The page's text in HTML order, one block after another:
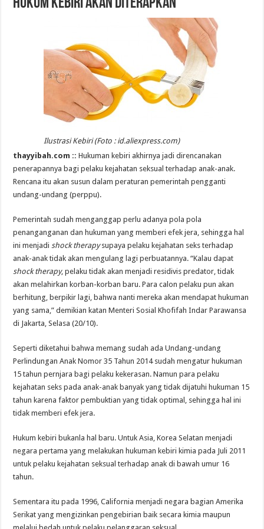
Hukum Kebiri akan Diterapkan
Ilustrasi Kebiri (Foto : id.aliexpress.com)
thayyibah.com :: Hukuman kebiri akhirnya jadi direncanakan
penerapannya bagi pelaku kejahatan seksual terhadap anak-anak.
Rencana itu akan susun dalam peraturan pemerintah pengganti
undang-undang (perppu).
Pemerintah sudah menganggap perlu adanya pola pola
penanganganan dan hukuman yang memberi efek jera, sehingga hal
ini menjadi shock therapysupaya pelaku kejahatan seks terhadap
anak-anak tidak akan mengulang lagi perbuatannya. “Kalau dapat
shock therapy, pelaku tidak akan menjadi residivis predator, tidak
akan melahirkan korban-korban baru. Para calon pelaku pun akan
berhitung, berpikir lagi, bahwa nanti mereka akan mendapat hukuman
yang sama,” demikian katan Menteri Sosial Khofifah Indar Parawansa
di Jakarta, Selasa (20/10).
Seperti diketahui bahwa memang sudah ada Undang-undang
Perlindungan Anak Nomor 35 Tahun 2014 sudah mengatur hukuman
15 tahun pernjara bagi pelaku kekerasan. Namun para pelaku
kejahatan seks pada anak-anak banyak yang tidak dijatuhi hukuman 15
tahun karena faktor pembuktian yang tidak optimal, sehingga hal ini
tidak memberi efek jera.
Hukum kebiri bukanla hal baru. Untuk Asia, Korea Selatan menjadi
negara pertama yang melakukan hukuman kebiri kimia pada Juli 2011
untuk pelaku kejahatan seksual terhadap anak di bawah umur 16
tahun.
Sementara itu pada 1996, California menjadi negara bagian Amerika
Serikat yang mengizinkan pengebirian baik secara kimia maupun